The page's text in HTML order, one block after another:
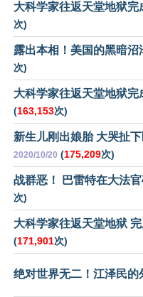
大科学家往返天堂地狱完
次)
露出本相！美国的黑暗沼
次)
大科学家往返天堂地狱完
(163,153次)
新生儿刚出娘胎 大哭扯
2020/10/20 (175,209次)
战群恶！ 巴雷特在大法
次)
大科学家往返天堂地狱
(171,901次)
绝对世界无二！江泽民的